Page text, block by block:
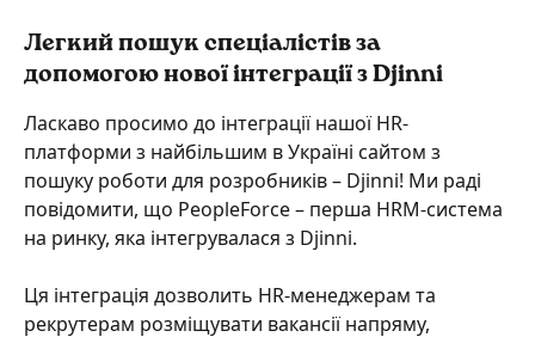
Легкий пошук спеціалістів за
допомогою нової інтеграції з Djinni
Ласкаво просимо до інтеграції нашої HR-
платформи з найбільшим в Україні сайтом з
пошуку роботи для розробників – Djinni! Ми раді
повідомити, що PeopleForce – перша HRM-система
на ринку, яка інтегрувалася з Djinni.
Ця інтеграція дозволить HR-менеджерам та
рекрутерам розміщувати вакансії напряму,